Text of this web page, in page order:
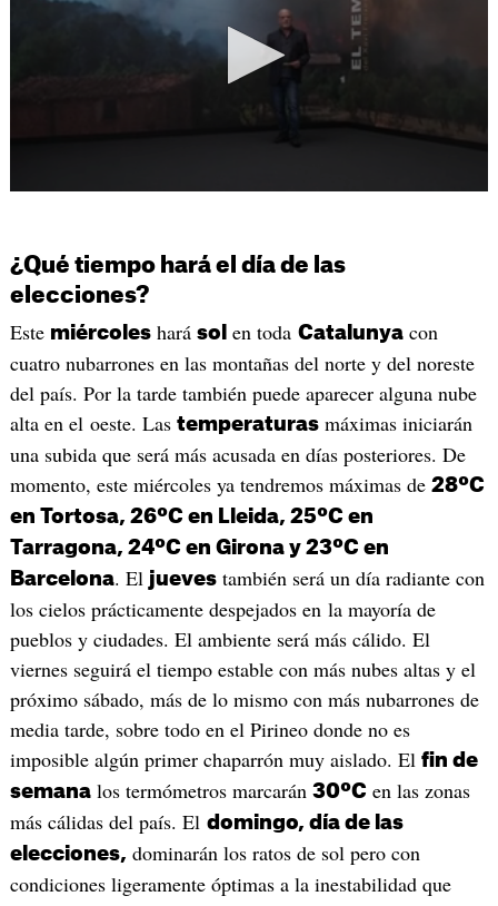
¿Qué tiempo hará el día de las
elecciones?
Este miércoleshará sol en toda Catalunyacon
cuatro nubarrones en las montañas del norte y del noreste
del país. Por la tarde también puede aparecer alguna nube
alta en el oeste. Las temperaturasmáximas iniciarán
una subida que será más acusada en días posteriores. De
momento, este miércoles ya tendremos máximas de 28ºC
en Tortosa, 26ºC en Lleida, 25ºC en
Tarragona, 24ºC en Girona y 23ºC en
Barcelona. El juevestambién será un día radiante con
los cielos prácticamente despejados en la mayoría de
pueblos y ciudades. El ambiente será más cálido. El
viernes seguirá el tiempo estable con más nubes altas y el
próximo sábado, más de lo mismo con más nubarrones de
media tarde, sobre todo en el Pirineo donde no es
imposible algún primer chaparrón muy aislado. El fin de
semanalos termómetros marcarán 30ºC en las zonas
más cálidas del país. El domingo, día de las
elecciones, dominarán los ratos de sol pero con
condiciones ligeramente óptimas a la inestabilidad que